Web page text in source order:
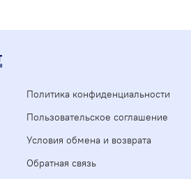
Политика конфиденциальности
Пользовательское соглашение
Условия обмена и возврата
Обратная связь